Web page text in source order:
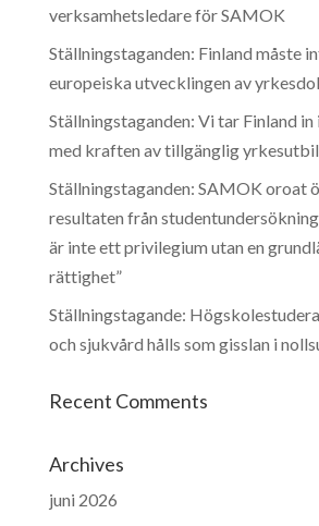
verksamhetsledare för SAMOK
Ställningstaganden: Finland måste
europeiska utvecklingen av
Ställningstaganden: Vi tar Finland
med kraften av tillgänglig
Ställningstaganden: SAMOK oroat
resultaten från
är inte ett privilegium utan en
rättighet”
Ställningstagande:
och sjukvård hålls som gisslan i
Recent Comments
Archives
juni 2026